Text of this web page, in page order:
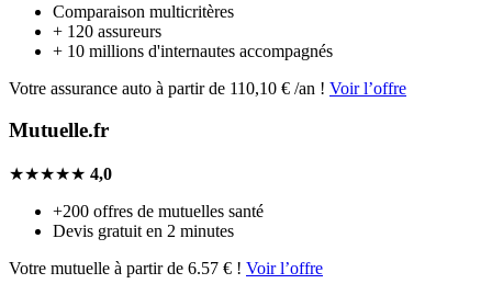
Comparaison multicritères
+ 120 assureurs
+ 10 millions d'internautes accompagnés
Votre assurance auto à partir de 110,10 € /an ! Voir l’offre
Mutuelle.fr
★★★★★ 4,0
+200 offres de mutuelles santé
Devis gratuit en 2 minutes
Votre mutuelle à partir de 6.57 € ! Voir l’offre